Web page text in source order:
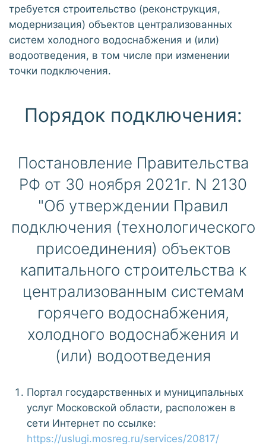
требуется строительство (реконструкция,
модернизация) объектов централизованных
систем холодного водоснабжения и (или)
водоотведения, в том числе при изменении
точки подключения.
Порядок подключения:
Постановление Правительства
РФ от 30 ноября 2021г. N 2130
"Об утверждении Правил
подключения (технологического
присоединения) объектов
капитального строительства к
централизованным системам
горячего водоснабжения,
холодного водоснабжения и
(или) водоотведения
Портал государственных и муниципальных
услуг Московской области, расположен в
сети Интернет по ссылке:
https://uslugi.mosreg.ru/services/20817/